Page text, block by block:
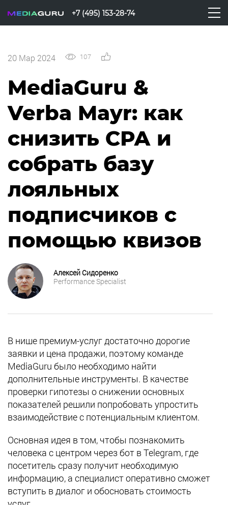
+7 (495) 153-28-74
20 Мар 2024 107
MediaGuru &
Verba Mayr: как
снизить СРА и
собрать базу
лояльных
подписчиков с
помощью квизов
Алексей Сидоренко
Performance Specialist
В нише премиум-услуг достаточно дорогие
заявки и цена продажи, поэтому команде
MediaGuru было необходимо найти
дополнительные инструменты. В качестве
проверки гипотезы о снижении основных
показателей решили попробовать упростить
взаимодействие с потенциальным клиентом.
Основная идея в том, чтобы познакомить
человека с центром через бот в Telegram, где
посетитель сразу получит необходимую
информацию, а специалист оперативно сможет
вступить в диалог и обосновать стоимость